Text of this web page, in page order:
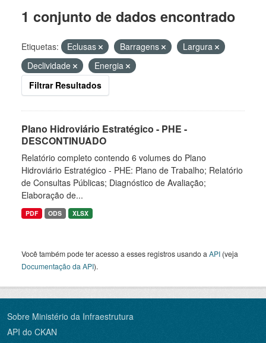
1 conjunto de dados encontrado
Etiquetas: Eclusas Barragens
Largura
Declividade
Energia
Filtrar Resultados
Plano Hidroviário Estratégico - PHE -
DESCONTINUADO
Relatório completo contendo 6 volumes do Plano
Hidroviário Estratégico - PHE: Plano de Trabalho; Relatório
de Consultas Públicas; Diagnóstico de Avaliação;
Elaboração de...
PDF ODS XLSX
Você também pode ter acesso a esses registros usando a API (veja
Documentação da API).
Sobre Ministério da Infraestrutura
API do CKAN